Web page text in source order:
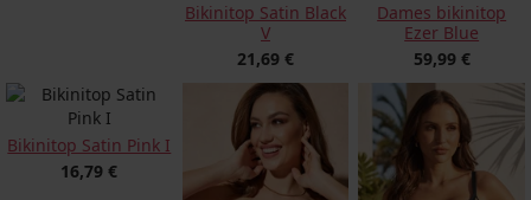
Bikinitop Satin Black
V
21,69 €
Dames bikinitop
Ezer Blue
59,99 €
Bikinitop Satin Pink I
16,79 €